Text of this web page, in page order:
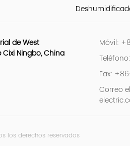
de West
Ningbo, China
Móvil:
Fax:
Correo
los derechos reservados